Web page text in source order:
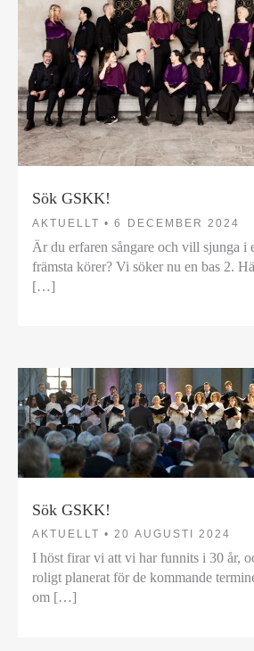
Sök GSKK!
AKTUELLT • 6 DECEMBER 2024
Är du erfaren sångare och vill sjunga i
främsta körer? Vi söker nu en bas 2.
[…]
Sök GSKK!
AKTUELLT • 20 AUGUSTI 2024
I höst firar vi att vi har funnits i 30 år,
roligt planerat för de kommande
om […]